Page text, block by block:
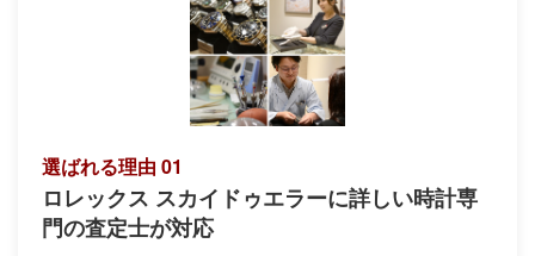
選ばれる理由 01
ロレックス スカイドゥエラーに詳しい時計専
門の査定士が対応